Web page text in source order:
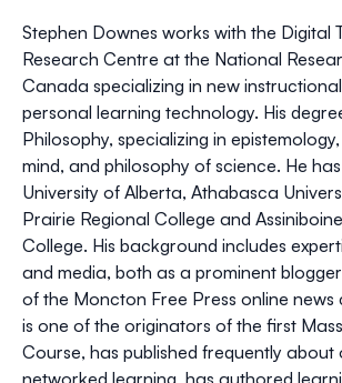
Stephen Downes works with the Digital
Research Centre at the National
Canada specializing in new
personal learning technology. His
Philosophy, specializing in
mind, and philosophy of science. He
University of Alberta, Athabasca
Prairie Regional College and
College. His background includes
and media, both as a prominent
of the Moncton Free Press online news
is one of the originators of the first
Course, has published frequently about
networked learning, has authored